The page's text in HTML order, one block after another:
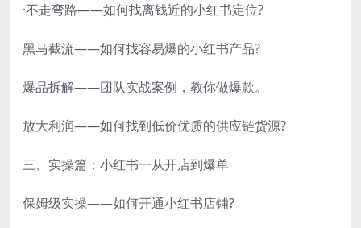
·不走弯路——如何找离钱近的小红书定位?
黑马截流——如何找容易爆的小红书产品?
爆品拆解——团队实战案例，教你做爆款。
放大利润——如何找到低价优质的供应链货源?
三、实操篇：小红书一从开店到爆单
保姆级实操——如何开通小红书店铺?